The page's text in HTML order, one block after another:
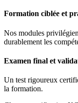
Formation ciblée et
Nos modules
durablement les
Examen final et
Un test rigoureux
la formation.